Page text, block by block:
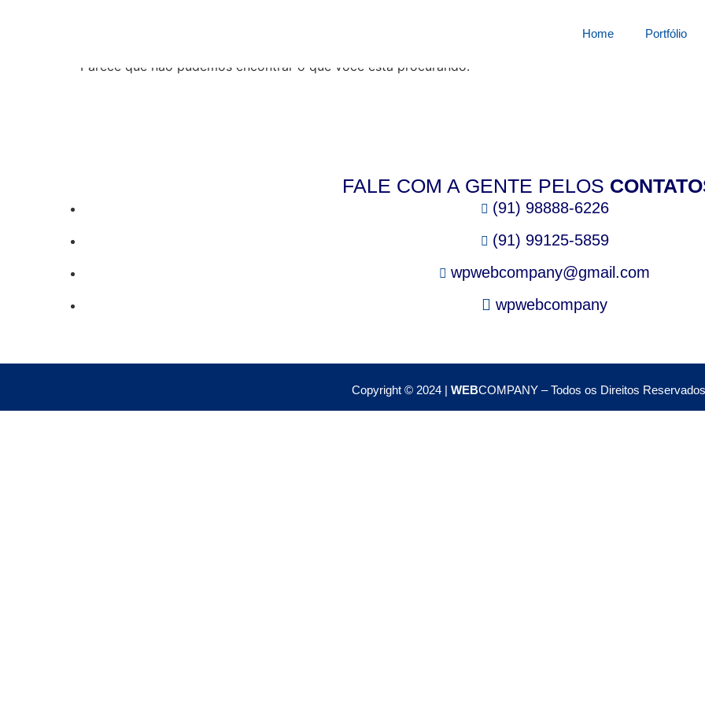
Home Portfólio
Parece que não pudemos encontrar o que você está procurando.
FALE COM A GENTE PELOS
(91) 98888-6226
(91) 99125-5859
wpwebcompany@gmail.com
wpwebcompany
Copyright © 2024 | WEBCOMPANY – Todos os Direitos Reservados